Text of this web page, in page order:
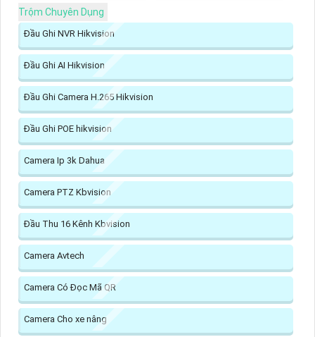
Trộm Chuyên Dụng
Đầu Ghi NVR Hikvision
Đầu Ghi AI Hikvision
Đầu Ghi Camera H.265 Hikvision
Đầu Ghi POE hikvision
Camera Ip 3k Dahua
Camera PTZ Kbvision
Đầu Thu 16 Kênh Kbvision
Camera Avtech
Camera Có Đọc Mã QR
Camera Cho xe nâng